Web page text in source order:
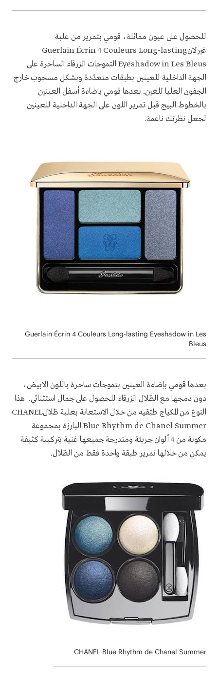
للحصول على عيون مماثلة، قومي بتمرير من علبة
غيرلانGuerlain Écrin 4 Couleurs Long-lasting
Eyeshadow in Les Bleus التموجات الزرقاء الساحرة على
الجهة الداخلية للعينين بطبقات متعدّدة وبشكل مسحوب خارج
الجفون العليا للعين. بعدها قومي باضاءة أسفل العينين
بالخطوط البيج قبل تمرير اللون على الجهة الداخلية للعينين
لجعل نظرتك ناعمة.
Guerlain Écrin 4 Couleurs Long-lasting Eyeshadow in Les
Bleus
بعدها قومي بإضاءة العينين بتموجات ساحرة باللون الابيض،
دون دمجها مع الظلال الزرقاء للحصول على جمال استثنائي. هذا
النوع من المكياج طبّقيه من خلال الاستعانة بعلبة ظلالCHANEL
Blue Rhythm de Chanel Summer البارزة بمجموعة
مكونة من 4 ألوان جريئة ومتدرجة جميعها غنية بتركيبة كثيفة
يمكن من خلالها تمرير طبقة واحدة فقط من الظلال.
CHANEL Blue Rhythm de Chanel Summer